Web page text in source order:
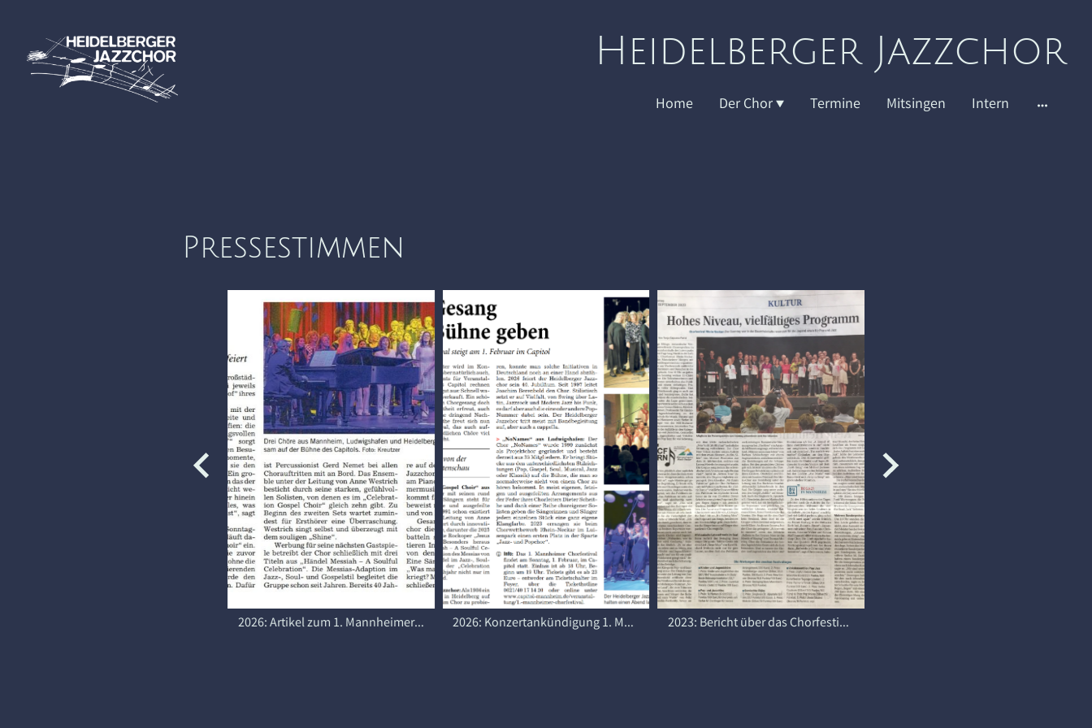
Heidelberger Jazzchor
Home Der Chor Termine Mitsingen Intern
Pressestimmen
2026: Artikel zum 1. Mannheimer Chorfestival in der Rhein-Neckar-Zeitung 2026: Konzertankündigung 1. Mannheimer Chorfestival im Capitol, Mannheim 2023: Bericht über das Chorfestivals Rhein-Neckar auf der BuGa, Mannheim im Mannheimer Morgen